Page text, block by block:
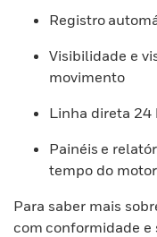
Registro
Visibilidade e
movimento
Linha direta 24
Painéis e
tempo do
Para saber mais
com conformidade